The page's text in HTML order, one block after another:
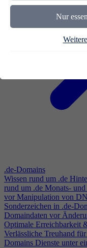
Nur
.de-Domains
Wissen rund um .de
rund um .de Monats- und
vor Manipulation von
Sonderzeichen in .de-
Domaindaten vor
Optimale Erreichbarkeit
Verlässliche Treuhand
Domains Dienste unter